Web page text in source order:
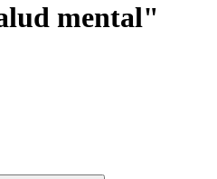
mental"